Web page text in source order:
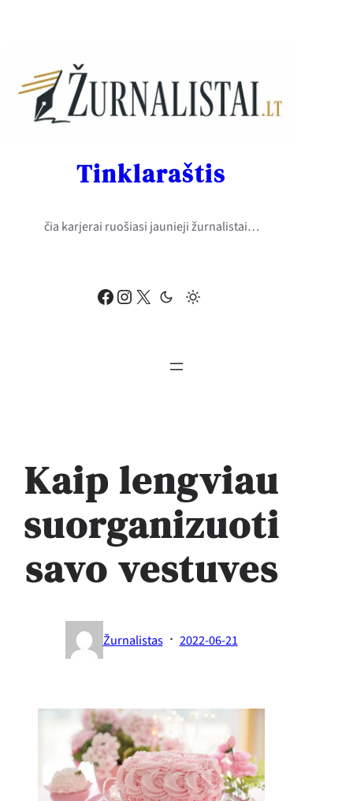
Facebook Instagram X
Tinklaraštis
čia karjerai ruošiasi jaunieji žurnalistai…
Kaip lengviau
suorganizuoti
savo vestuves
Žurnalistas · 2022-06-21